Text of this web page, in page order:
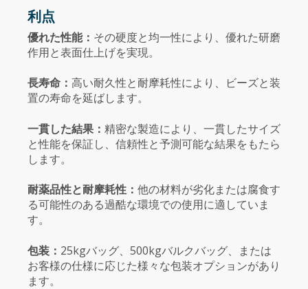
利点
優れた性能： その硬度と均一性により、優れた研磨
作用と表面仕上げを実現。
長寿命： 高い耐久性と耐摩耗性により、ビーズと装
置の寿命を延ばします。
一貫した結果： 精密な製造により、一貫したサイズ
と性能を保証し、信頼性と予測可能な結果をもたら
します。
耐薬品性と耐摩耗性： 他の材料が劣化または腐食す
る可能性のある過酷な環境での使用に適していま
す。
包装： 25kgバッグ、500kgバルクバッグ、または
お客様の仕様に応じた様々な包装オプションがあり
ます。